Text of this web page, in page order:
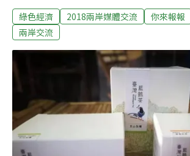
邀請中國媒體記者，以中國、媒體人的視
而美的綠色經濟案例，對照兩岸能源、減
的綠色經濟』兩岸媒體交流活動」。行程
丁，沿中央山脈西麓北上，一路過屏東東
新竹頂埔，最北抵新北坪林的北勢溪山
台灣最北端的雪山山脈起點了。一路訪
可分三類，一是公益機構，如主婦聯盟；
如里山生態公司、陽光伏特家；三是純企
目有很強的公益屬性和社會價值，比如藍
綠色經濟 2018兩岸媒體交流 你來報報
兩岸交流